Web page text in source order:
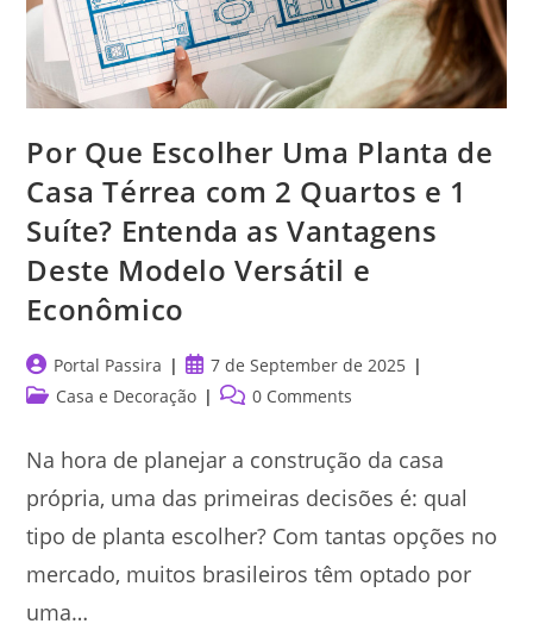
Por Que Escolher Uma Planta de
Casa Térrea com 2 Quartos e 1
Suíte? Entenda as Vantagens
Deste Modelo Versátil e
Econômico
Post
author:
Portal Passira
Post
published:
7 de September de 2025
PostCasa e Decoração
Post0 Comments
Na hora de planejar a construção da casa
própria, uma das primeiras decisões é: qual
tipo de planta escolher? Com tantas opções no
mercado, muitos brasileiros têm optado por
uma…